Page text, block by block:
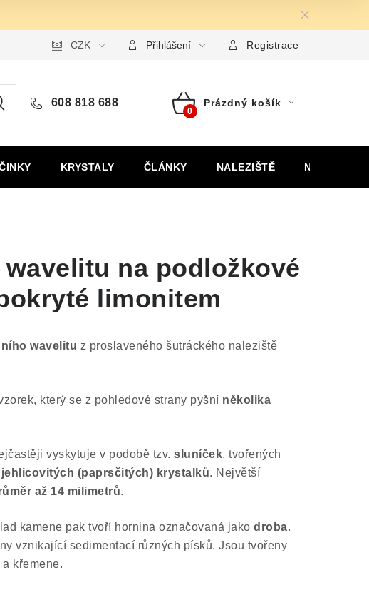
Formulář pro uplatnění reklamace Formulář pro odstoupení
CZK Přihlášení Registrace
608 818 688
Nákupní
Prázdný košík
KRYSTALY ČLÁNKY NALEZIŠTĚ NÁŠ PŘÍBĚH
na podložkové
limonitem
wavelitu z proslaveného šutráckého naleziště
který se z pohledové strany pyšní několika
vyskytuje v podobě tzv. sluníček, tvořených
(paprsčitých) krystalků. Největší
až 14 milimetrů.
kamene pak tvoří hornina označovaná jako droba.
vznikající sedimentací různých písků. Jsou tvořeny
křemene.